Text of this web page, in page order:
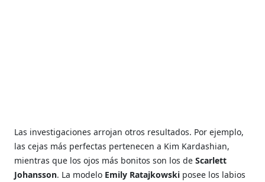
Las investigaciones arrojan otros resultados. Por ejemplo,
las cejas más perfectas pertenecen a Kim Kardashian,
mientras que los ojos más bonitos son los deScarlett
Johansson. La modelo Emily Ratajkowski posee los labios